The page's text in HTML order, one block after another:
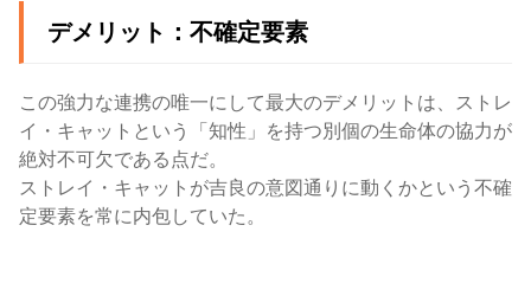
デメリット：不確定要素
この強力な連携の唯一にして最大のデメリットは、ストレ
イ・キャットという「知性」を持つ別個の生命体の協力が
絶対不可欠である点だ。
ストレイ・キャットが吉良の意図通りに動くかという不確
定要素を常に内包していた。